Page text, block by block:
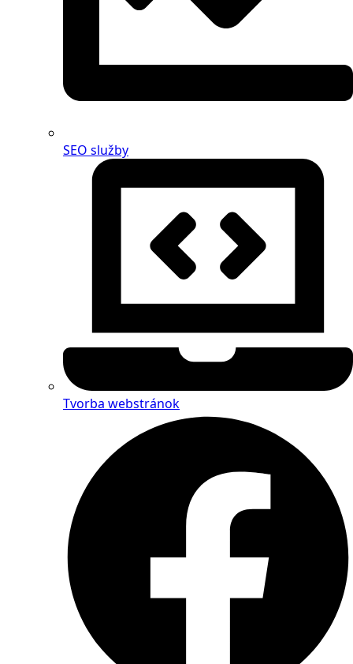
SEO služby
Tvorba webstránok